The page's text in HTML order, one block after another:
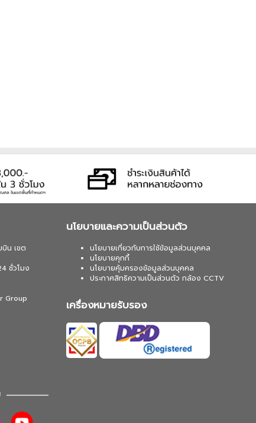
น เขต
ชั่วโมง
Group
นโยบายและความเป็นส่วนตัว
นโยบายเกี่ยวกับการใช้ข้อมูลส่วนบุคคล
นโยบายคุกกี้
นโยบายคุ้มครองข้อมูลส่วนบุคคล
ประกาศสิทธิความเป็นส่วนตัว กล้อง CCTV
เครื่องหมายรับรอง